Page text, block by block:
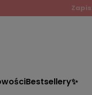
Bestsellery✨